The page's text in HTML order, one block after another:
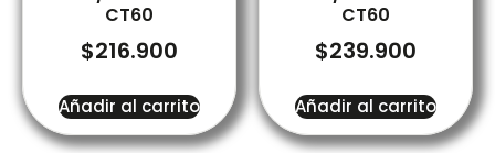
CT60
$216.900
Añadir al carrito
CT60
$239.900
Añadir al carrito